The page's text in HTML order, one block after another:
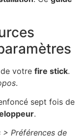
de votre fire stick.
.
sept fois de
.
> Préférences de